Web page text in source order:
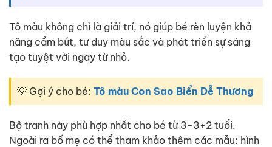
Tô màu không chỉ là giải trí, nó giúp bé rèn luyện khả
năng cầm bút, tư duy màu sắc và phát triển sự sáng
tạo tuyệt vời ngay từ nhỏ.
💡 Gợi ý cho bé: Tô màu Con Sao Biển Dễ Thương
Bộ tranh này phù hợp nhất cho bé từ 3-3+2 tuổi.
Ngoài ra bố mẹ có thể tham khảo thêm các mẫu: hình